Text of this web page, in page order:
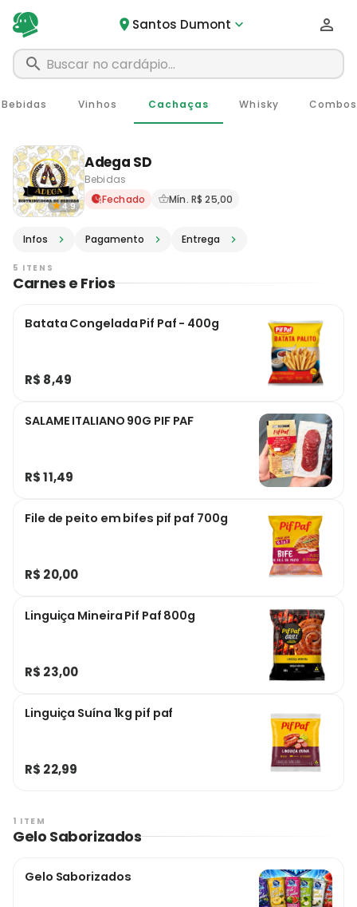
Santos Dumont
4.9
Adega SD
Bebidas
Delivery em Santos
Fechado Mín. R$ 25,00
Infos Pagamento Entrega
Bebidas Vinhos Cachaças Whisky
5 ITENS
Carnes e Frios
Batata Congelada Pif Paf - 400g
R$ 8,49
SALAME ITALIANO 90G PIF PAF
R$ 11,49
File de peito em bifes pif paf 700g
R$ 20,00
Linguiça Mineira Pif Paf 800g
R$ 23,00
Linguiça Suína 1kg pif paf
R$ 22,99
1 ITEM
Gelo Saborizados
Gelo Saborizados